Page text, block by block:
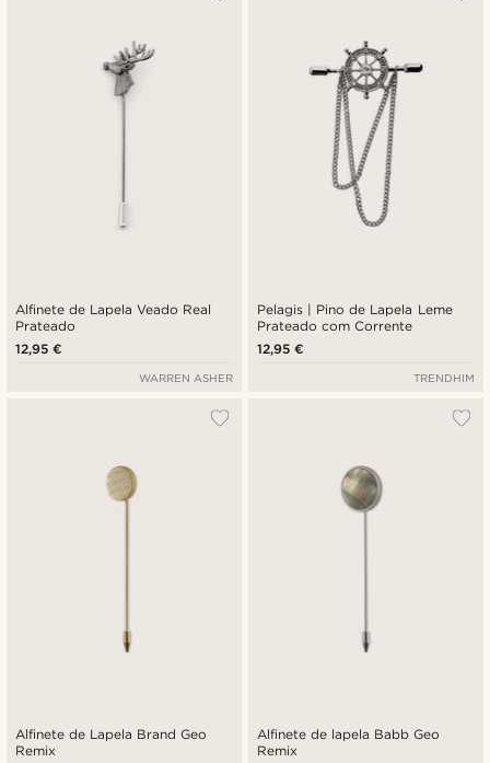
Alfinete de Lapela Veado Real
Prateado
12,95 €
WARREN ASHER
Pelagis | Pino de Lapela Leme
Prateado com Corrente
12,95 €
TRENDHIM
Alfinete de Lapela Brand Geo
Remix
Alfinete de lapela Babb Geo
Remix